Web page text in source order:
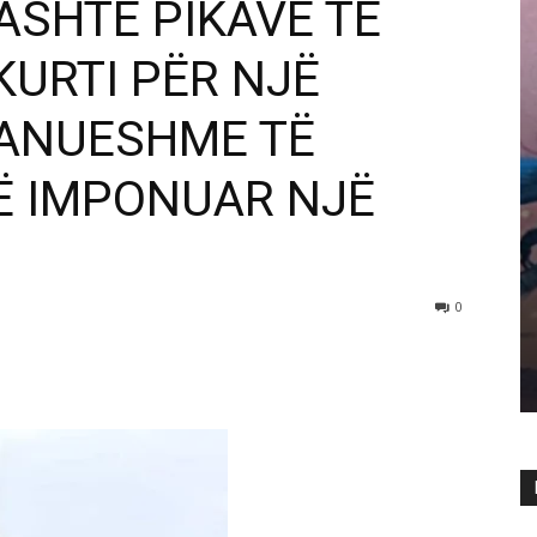
PIKAVE TË
PËR NJË
TË
IMPONUAR NJË
0